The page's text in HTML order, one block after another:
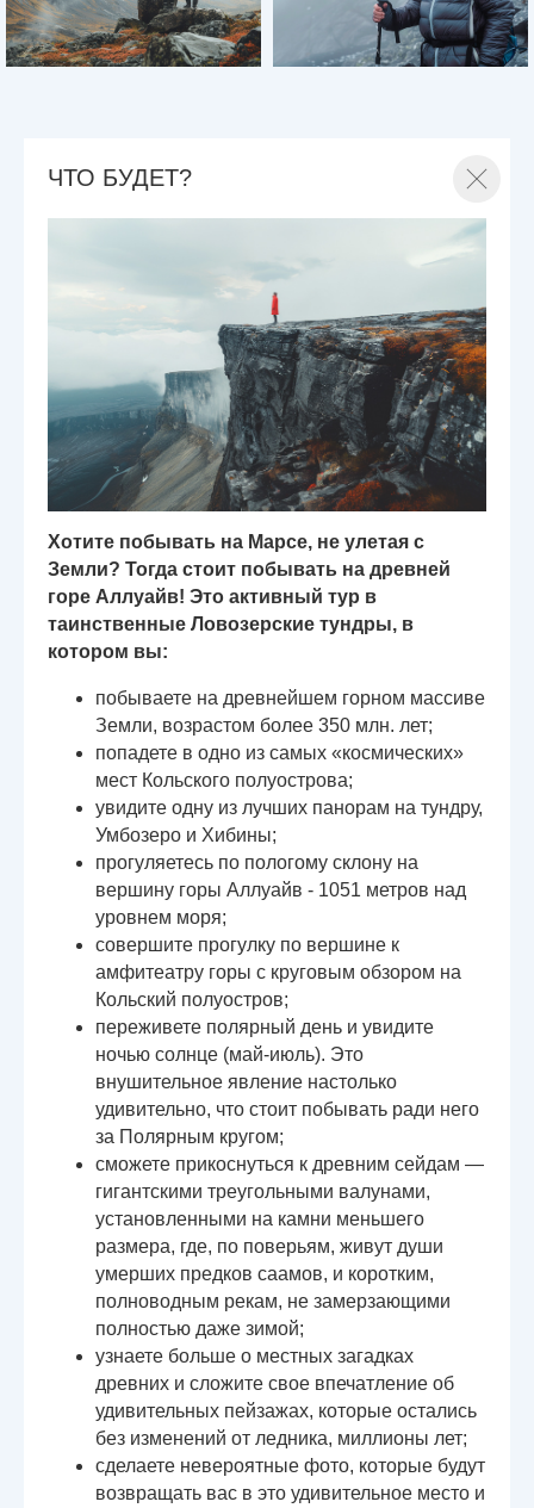
ЧТО БУДЕТ?
Хотите побывать на Марсе, не улетая с
Земли? Тогда стоит побывать на древней
горе Аллуайв! Это активный тур в
таинственные Ловозерские тундры, в
котором вы:
побываете на древнейшем горном массиве
Земли, возрастом более 350 млн. лет;
попадете в одно из самых «космических»
мест Кольского полуострова;
увидите одну из лучших панорам на тундру,
Умбозеро и Хибины;
прогуляетесь по пологому склону на
вершину горы Аллуайв - 1051 метров над
уровнем моря;
совершите прогулку по вершине к
амфитеатру горы с круговым обзором на
Кольский полуостров;
переживете полярный день и увидите
ночью солнце (май-июль). Это
внушительное явление настолько
удивительно, что стоит побывать ради него
за Полярным кругом;
сможете прикоснуться к древним сейдам —
гигантскими треугольными валунами,
установленными на камни меньшего
размера, где, по поверьям, живут души
умерших предков саамов, и коротким,
полноводным рекам, не замерзающими
полностью даже зимой;
узнаете больше о местных загадках
древних и сложите свое впечатление об
удивительных пейзажах, которые остались
без изменений от ледника, миллионы лет;
сделаете невероятные фото, которые будут
возвращать вас в это удивительное место и